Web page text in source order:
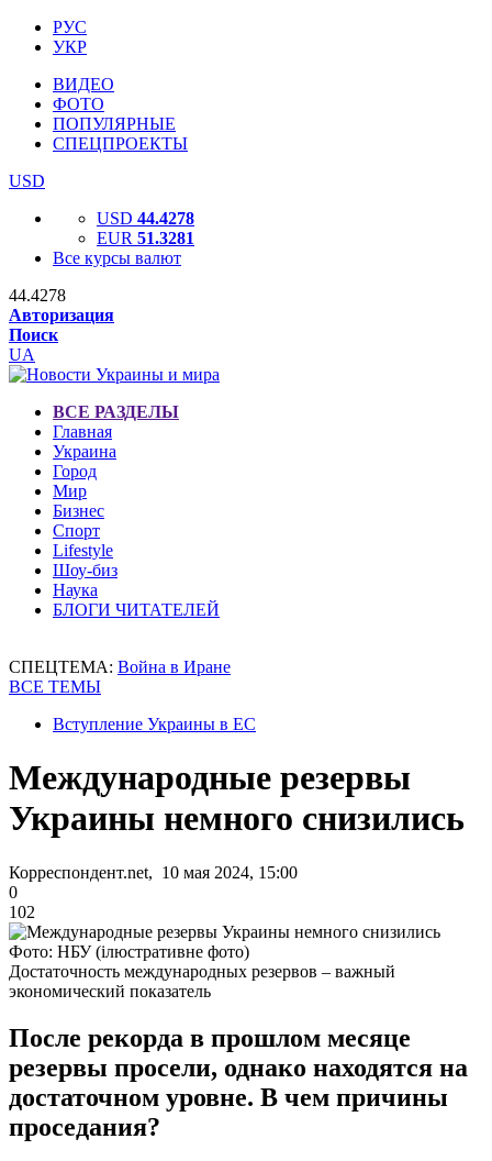
РУС
УКР
ВИДЕО
ФОТО
ПОПУЛЯРНЫЕ
СПЕЦПРОЕКТЫ
USD
USD 44.4278
EUR 51.3281
Все курсы валют
44.4278
Авторизация
Поиск
UA
ВСЕ РАЗДЕЛЫ
Главная
Украина
Город
Мир
Бизнес
Спорт
Lifestyle
Шоу-биз
Наука
БЛОГИ ЧИТАТЕЛЕЙ
СПЕЦТЕМА: Война в Иране
ВСЕ ТЕМЫ
Вступление Украины в ЕС
Международные резервы
Украины немного снизились
Корреспондент.net, 10 мая 2024, 15:00
0
102
Фото: НБУ (ілюстративне фото)
Достаточность международных резервов – важный
экономический показатель
После рекорда в прошлом месяце
резервы просели, однако находятся на
достаточном уровне. В чем причины
проседания?